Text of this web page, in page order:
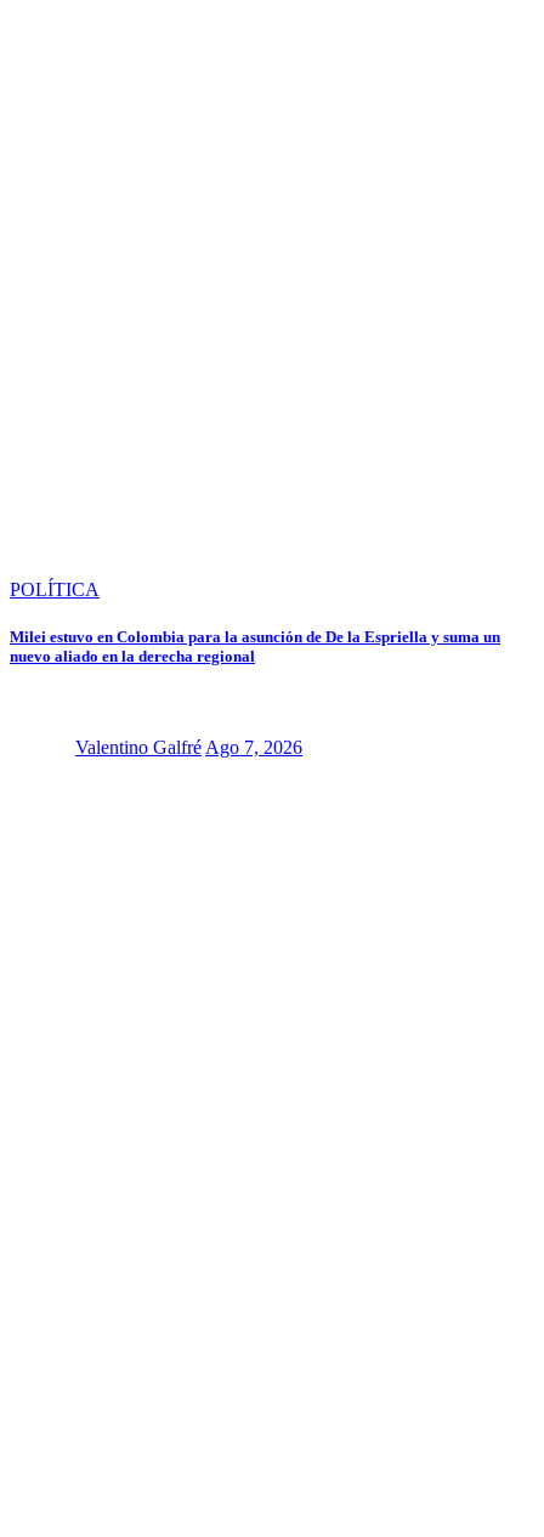
POLÍTICA
Milei estuvo en Colombia para la asunción de De la Espriella y suma un
nuevo aliado en la derecha regional
Valentino Galfré Ago 7, 2026